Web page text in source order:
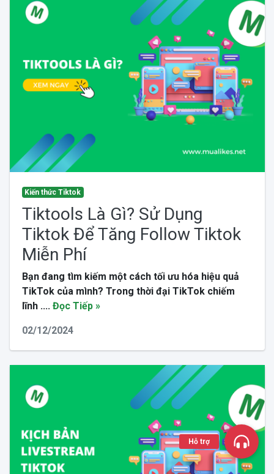
Kiến thức Tiktok
Tiktools Là Gì? Sử Dụng
Tiktok Để Tăng Follow Tiktok
Miễn Phí
Bạn đang tìm kiếm một cách tối ưu hóa hiệu quả
TikTok của mình? Trong thời đại TikTok chiếm
lĩnh .... Đọc Tiếp »
02/12/2024
Hỗ trợ